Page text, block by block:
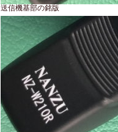
送信機基部の銘版